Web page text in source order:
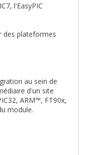
l'EasyPIC
des plateformes
au sein de
d'un site
ARM™, FT90x,
module.